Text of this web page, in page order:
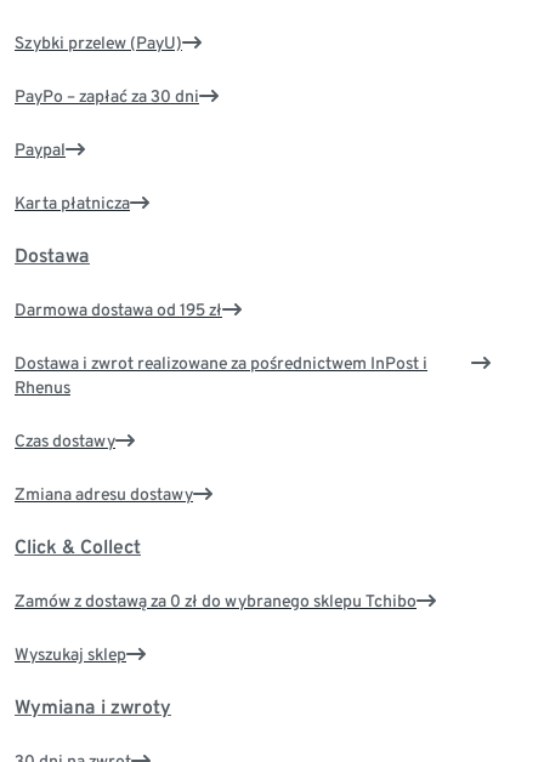
Szybki przelew (PayU)
PayPo – zapłać za 30 dni
Paypal
Karta płatnicza
Dostawa
Darmowa dostawa od 195 zł
Dostawa i zwrot realizowane za pośrednictwem InPost i
Rhenus
Czas dostawy
Zmiana adresu dostawy
Click & Collect
Zamów z dostawą za 0 zł do wybranego sklepu Tchibo
Wyszukaj sklep
Wymiana i zwroty